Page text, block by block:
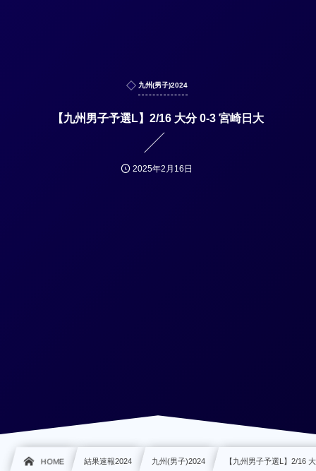
九州(男子)2024
【九州男子予選L】2/16 大分 0-3 宮崎日大
2025年2月16日
HOME 結果速報2024 九州(男子)2024 【九州男子予選L】2/16